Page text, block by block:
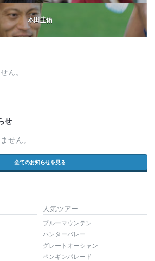
本田圭佑
ん。
せ
せん。
全てのお知らせを見る
人気ツアー
ブルーマウンテン
ハンターバレー
グレートオーシャン
ペンギンパレード